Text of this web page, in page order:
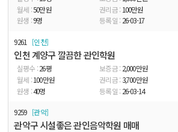
50만원 100만원
9명 26-03-17
9261 인천
인천 계양구 깔끔한 관인학원
26평 2,000만원
100만원 3,700만원
40명 26-03-14
9259 관악
관악구 시설좋은 관인음악학원 매매